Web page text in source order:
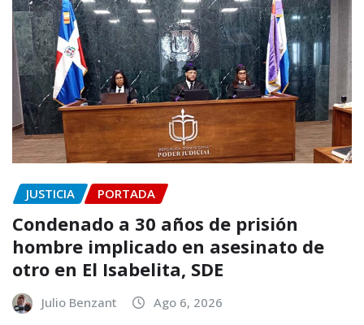
JUSTICIA PORTADA
Condenado a 30 años de prisión
hombre implicado en asesinato de
otro en El Isabelita, SDE
Julio Benzant Ago 6, 2026